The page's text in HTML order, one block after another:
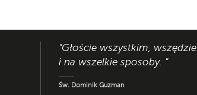
"Głoście wszystkim, wszędzie
i na wszelkie sposoby. "
Św. Dominik Guzman